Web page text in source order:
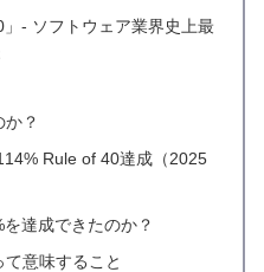
- ソフトウェア業界史上最
？
Rule of 40達成（2025
達成できたのか？
意味すること